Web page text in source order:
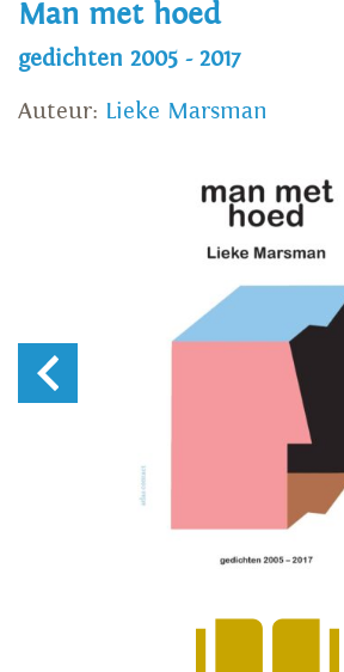
Man met hoed
gedichten 2005 - 2017
Auteur: Lieke Marsman